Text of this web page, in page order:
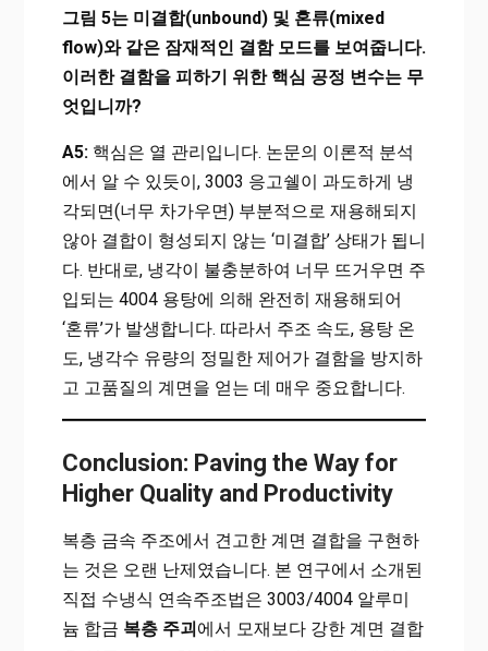
그림 5는 미결합(unbound) 및 혼류(mixed
flow)와 같은 잠재적인 결함 모드를 보여줍니다.
이러한 결함을 피하기 위한 핵심 공정 변수는 무
엇입니까?
A5:핵심은 열 관리입니다. 논문의 이론적 분석
에서 알 수 있듯이, 3003 응고쉘이 과도하게 냉
각되면(너무 차가우면) 부분적으로 재용해되지
않아 결합이 형성되지 않는 ‘미결합’ 상태가 됩니
다. 반대로, 냉각이 불충분하여 너무 뜨거우면 주
입되는 4004 용탕에 의해 완전히 재용해되어
‘혼류’가 발생합니다. 따라서 주조 속도, 용탕 온
도, 냉각수 유량의 정밀한 제어가 결함을 방지하
고 고품질의 계면을 얻는 데 매우 중요합니다.
Conclusion: Paving the Way for
Higher Quality and Productivity
복층 금속 주조에서 견고한 계면 결합을 구현하
는 것은 오랜 난제였습니다. 본 연구에서 소개된
직접 수냉식 연속주조법은 3003/4004 알루미
늄 합금 복층 주괴에서 모재보다 강한 계면 결합